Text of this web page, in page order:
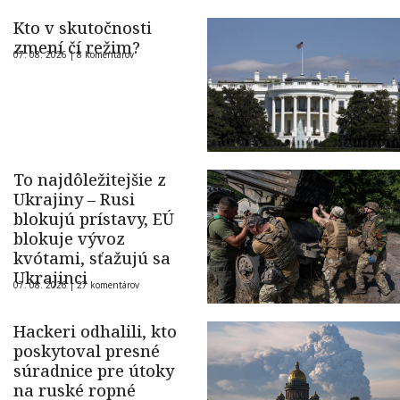
Kto v skutočnosti
zmení čí režim?
07. 08. 2026 |8 komentárov
To najdôležitejšie z
Ukrajiny – Rusi
blokujú prístavy, EÚ
blokuje vývoz
kvótami, sťažujú sa
Ukrajinci
07. 08. 2026 |27 komentárov
Hackeri odhalili, kto
poskytoval presné
súradnice pre útoky
na ruské ropné